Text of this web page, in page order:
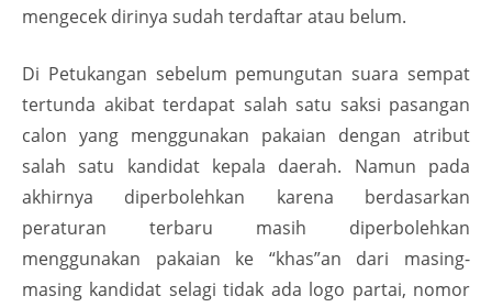
mengecek dirinya sudah terdaftar atau belum.
Di Petukangan sebelum pemungutan suara sempat
tertunda akibat terdapat salah satu saksi pasangan
calon yang menggunakan pakaian dengan atribut
salah satu kandidat kepala daerah. Namun pada
akhirnya diperbolehkan karena berdasarkan
peraturan terbaru masih diperbolehkan
menggunakan pakaian ke “khas”an dari masing-
masing kandidat selagi tidak ada logo partai, nomor